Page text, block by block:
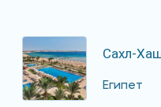
Сахл-
Египет